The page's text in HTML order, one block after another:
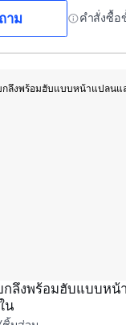
าม คำสั่งซื้อ
กลึงพร้อมฮับแบบหน้
น